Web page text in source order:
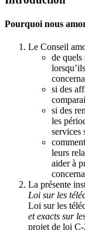
Pourquoi nous
Le Conseil
de quels
si des
si des
les
services
leurs
aider à
La présente
Loi sur les
Loi sur les
et exacts sur
projet de loi